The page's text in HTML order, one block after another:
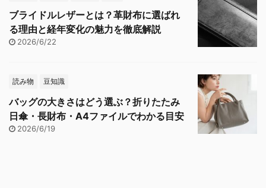
ブライドルレザーとは？革財布に選ばれ
る理由と経年変化の魅力を徹底解説
2026/6/22
読み物 豆知識
バッグの大きさはどう選ぶ？折りたたみ
日傘・長財布・A4ファイルでわかる目安
2026/6/19